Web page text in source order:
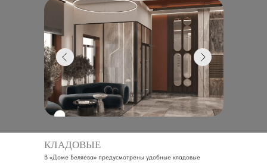
В «Доме Беляева» предусмотрены удобные кладовые
КЛАДОВЫЕ